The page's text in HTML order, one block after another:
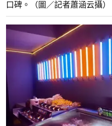
口碑。（圖／記者蕭涵云攝）